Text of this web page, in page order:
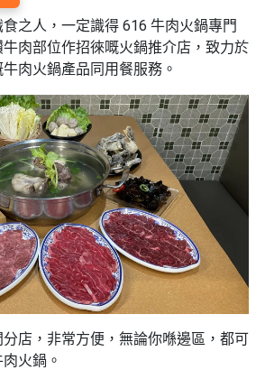
之人，一定識得 616 牛肉火鍋專門
肉部位作招徠嘅火鍋推介店，致力於
肉火鍋產品同用餐服務。
店，非常方便，無論你喺邊區，都可
火鍋。